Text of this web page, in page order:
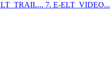
7. E-ELT_VIDEO...